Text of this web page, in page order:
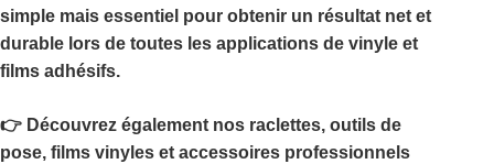
simple mais essentiel pour obtenir un résultat net et
durable lors de toutes les applications de vinyle et
films adhésifs.
👉 Découvrez également nos raclettes, outils de
pose, films vinyles et accessoires professionnels